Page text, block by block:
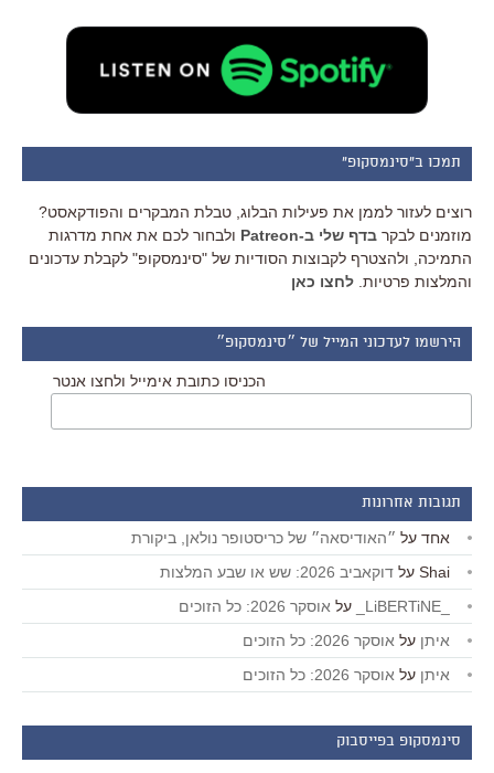
תמכו ב"סינמסקופ"
רוצים לעזור לממן את פעילות הבלוג, טבלת המבקרים והפודקאסט?
מוזמנים לבקר בדף שלי ב-Patreon
ולבחור לכם את אחת מדרגות
התמיכה, ולהצטרף לקבוצות הסודיות של "סינמסקופ" לקבלת עדכונים
והמלצות פרטיות. לחצו כאן
הירשמו לעדכוני המייל של ״סינמסקופ״
הכניסו כתובת אימייל ולחצו אנטר
תגובות אחרונות
אחד על ״האודיסאה״ של כריסטופר נולאן, ביקורת
Shai על דוקאביב 2026: שש או שבע המלצות
על אוסקר 2026: כל הזוכים
איתן על אוסקר 2026: כל הזוכים
איתן על אוסקר 2026: כל הזוכים
סינמסקופ בפייסבוק